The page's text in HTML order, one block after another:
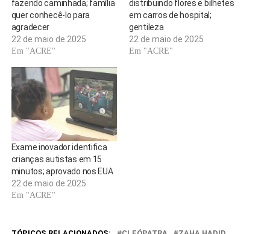
fazendo caminhada; família
quer conhecê-lo para
agradecer
22 de maio de 2025
Em "ACRE"
distribuindo flores e bilhetes
em carros de hospital;
gentileza
22 de maio de 2025
Em "ACRE"
Exame inovador identifica
crianças autistas em 15
minutos; aprovado nos EUA
22 de maio de 2025
Em "ACRE"